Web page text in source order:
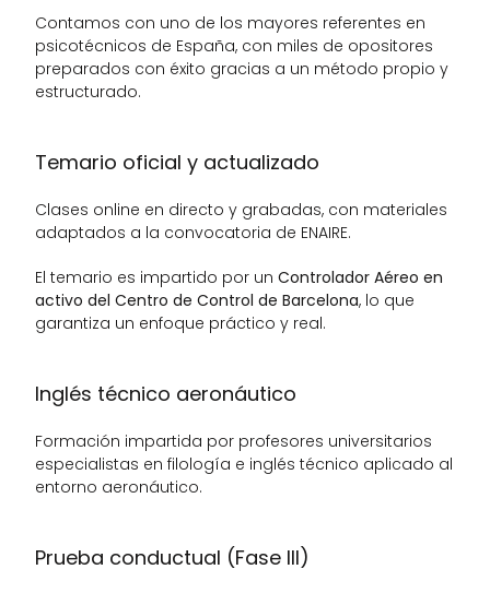
Contamos con uno de los mayores referentes en
psicotécnicos de España, con miles de opositores
preparados con éxito gracias a un método propio y
estructurado.
Temario oficial y actualizado
Clases online en directo y grabadas, con materiales
adaptados a la convocatoria de ENAIRE.
El temario es impartido por un Controlador Aéreo en
activo del Centro de Control de Barcelona, lo que
garantiza un enfoque práctico y real.
Inglés técnico aeronáutico
Formación impartida por profesores universitarios
especialistas en filología e inglés técnico aplicado al
entorno aeronáutico.
Prueba conductual (Fase III)